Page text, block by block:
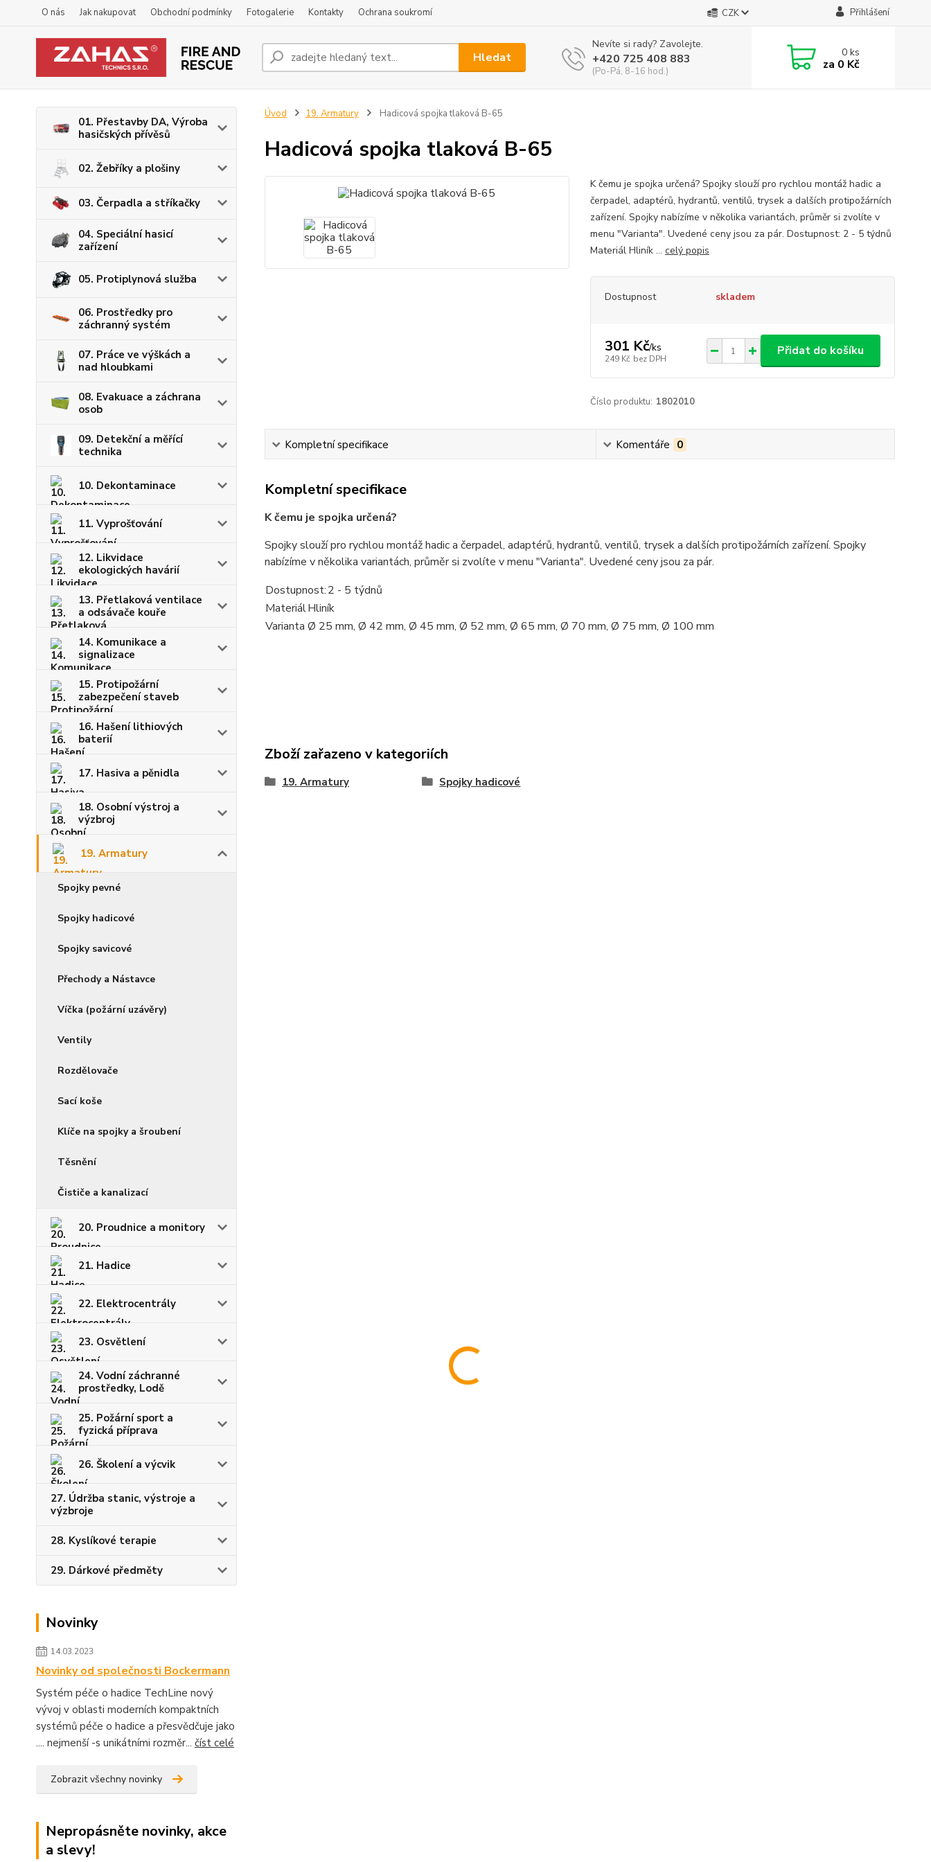
O nás Jak nakupovat Obchodní podmínky Fotogalerie Kontakty Ochrana soukromí CZK Přihlášení
Hledat
Nevíte si rady? Zavolejte.
+420 725 408 883
(Po-Pá, 8-16 hod.)
0ks
za 0 Kč
01. Přestavby DA, Výroba
hasičských přívěsů
02. Žebříky a plošiny
03. Čerpadla a stříkačky
04. Speciální hasicí
zařízení
05. Protiplynová služba
06. Prostředky pro
záchranný systém
07. Práce ve výškách a
nad hloubkami
08. Evakuace a záchrana
osob
09. Detekční a měřící
technika
10. Dekontaminace
11. Vyprošťování
12. Likvidace
ekologických havárií
13. Přetlaková ventilace
a odsávače kouře
14. Komunikace a
signalizace
15. Protipožární
zabezpečení staveb
16. Hašení lithiových
baterií
17. Hasiva a pěnidla
18. Osobní výstroj a
výzbroj
19. Armatury
Spojky pevné
Spojky hadicové
Spojky savicové
Přechody a Nástavce
Víčka (požární uzávěry)
Ventily
Rozdělovače
Sací koše
Klíče na spojky a šroubení
Těsnění
Čističe a kanalizací
20. Proudnice a monitory
21. Hadice
22. Elektrocentrály
23. Osvětlení
24. Vodní záchranné
prostředky, Lodě
25. Požární sport a
fyzická příprava
26. Školení a výcvik
27. Údržba stanic, výstroje a
výzbroje
28. Kyslíkové terapie
29. Dárkové předměty
Novinky
14.03.2023
Novinky od společnosti Bockermann
Systém péče o hadice TechLine nový
vývoj v oblasti moderních kompaktních
systémů péče o hadice a přesvědčuje jako
.... nejmenší -s unikátními rozměr... číst celé
Zobrazit všechny novinky
Nepropásněte novinky, akce
a slevy!
Úvod 19. Armatury Hadicová spojka tlaková B-65
Hadicová spojka tlaková B-65
K čemu je spojka určená? Spojky slouží pro rychlou montáž hadic a
čerpadel, adaptérů, hydrantů, ventilů, trysek a dalších protipožárních
zařízení. Spojky nabízíme v několika variantách, průměr si zvolíte v
menu "Varianta". Uvedené ceny jsou za pár. Dostupnost: 2 - 5 týdnů
Materiál Hliník ... celý popis
Dostupnost skladem
301 Kč/ks
249 Kč bez DPH
Přidat do košíku
Číslo produktu: 1802010
Kompletní specifikace Komentáře 0
Kompletní specifikace
K čemu je spojka určená?
Spojky slouží pro rychlou montáž hadic a čerpadel, adaptérů, hydrantů, ventilů, trysek a dalších protipožárních zařízení. Spojky
nabízíme v několika variantách, průměr si zvolíte v menu "Varianta". Uvedené ceny jsou za pár.
Dostupnost:2 - 5 týdnů
MateriálHliník
Varianta Ø 25 mm, Ø 42 mm, Ø 45 mm, Ø 52 mm, Ø 65 mm, Ø 70 mm, Ø 75 mm, Ø 100 mm
Zboží zařazeno v kategoriích
19. Armatury Spojky hadicové